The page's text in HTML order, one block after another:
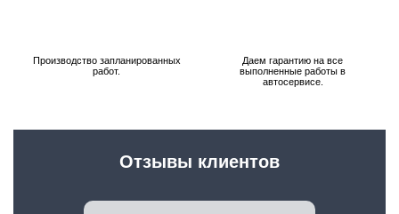
Производство запланированных
работ.
Даем гарантию на все
выполненные работы в
автосервисе.
Отзывы клиентов